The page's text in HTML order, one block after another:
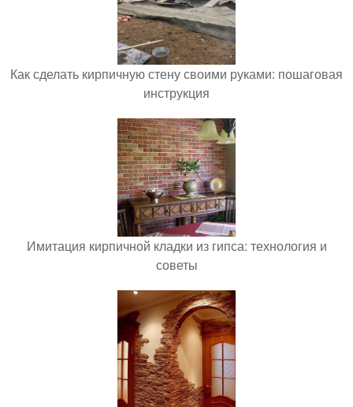
Как сделать кирпичную стену своими руками: пошаговая
инструкция
Имитация кирпичной кладки из гипса: технология и
советы